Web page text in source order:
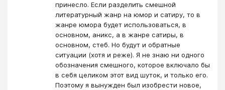
принесло. Если разделить смешной
литературный жанр на юмор и сатиру, то в
жанре юмора будет использоваться, в
основном, аникс, а в жанре сатиры, в
основном, стеб. Но будут и обратные
ситуации (хотя и реже). Я не знаю ни одного
обозначения смешного, которое включало бы
в себя целиком этот вид шуток, и только его.
Поэтому я вынужден был изобрести новое,